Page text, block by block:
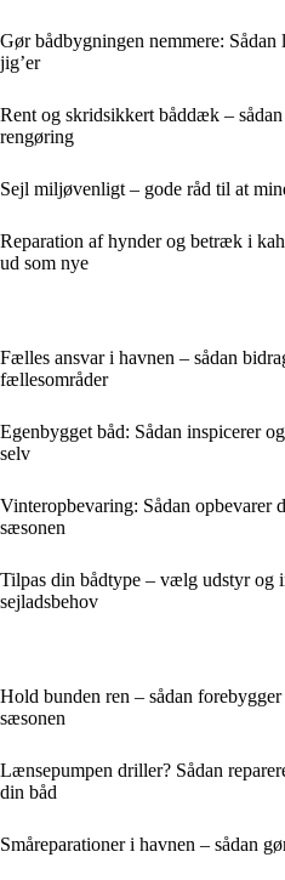
Gør bådbygningen nemmere:
jig’er
Rent og skridsikkert båddæk –
rengøring
Sejl miljøvenligt – gode råd til at
Reparation af hynder og betræk i
ud som nye
Fælles ansvar i havnen – sådan
fællesområder
Egenbygget båd: Sådan inspicerer
selv
Vinteropbevaring: Sådan opbevarer
sæsonen
Tilpas din bådtype – vælg udstyr og
sejladsbehov
Hold bunden ren – sådan
sæsonen
Lænsepumpen driller? Sådan
din båd
Småreparationer i havnen – sådan